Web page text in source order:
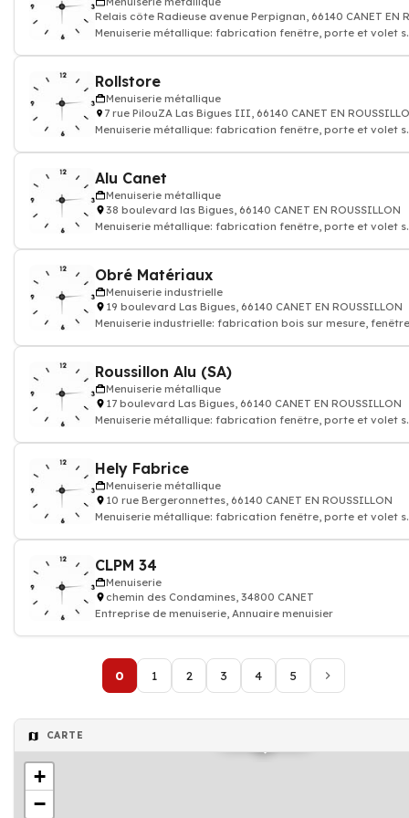
Relais côte Radieuse avenue Perpignan, 66140 CANET EN
Menuiserie métallique: fabrication fenêtre, porte et volet
Rollstore
Menuiserie métallique
7 rue PilouZA Las Bigues III, 66140 CANET EN
Menuiserie métallique: fabrication fenêtre, porte et volet
Alu Canet
Menuiserie métallique
38 boulevard las Bigues, 66140 CANET EN ROUSSILLON
Menuiserie métallique: fabrication fenêtre, porte et volet
Obré Matériaux
Menuiserie industrielle
19 boulevard Las Bigues, 66140 CANET EN ROUSSILLON
Menuiserie industrielle: fabrication bois sur mesure, fenêtre
Roussillon Alu (SA)
Menuiserie métallique
17 boulevard Las Bigues, 66140 CANET EN ROUSSILLON
Menuiserie métallique: fabrication fenêtre, porte et volet
Hely Fabrice
Menuiserie métallique
10 rue Bergeronnettes, 66140 CANET EN ROUSSILLON
Menuiserie métallique: fabrication fenêtre, porte et volet
CLPM 34
Menuiserie
chemin des Condamines, 34800 CANET
Entreprise de menuiserie, Annuaire menuisier
0 1 2 3 4 5
CARTE
+
−